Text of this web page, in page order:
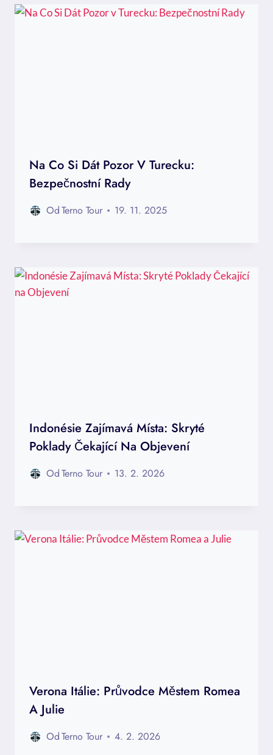
Na Co Si Dát Pozor V Turecku:
Bezpečnostní Rady
OdTerno Tour 19. 11. 2025
Indonésie Zajímavá Místa: Skryté
Poklady Čekající Na Objevení
OdTerno Tour 13. 2. 2026
Verona Itálie: Průvodce Městem Romea
A Julie
OdTerno Tour 4. 2. 2026